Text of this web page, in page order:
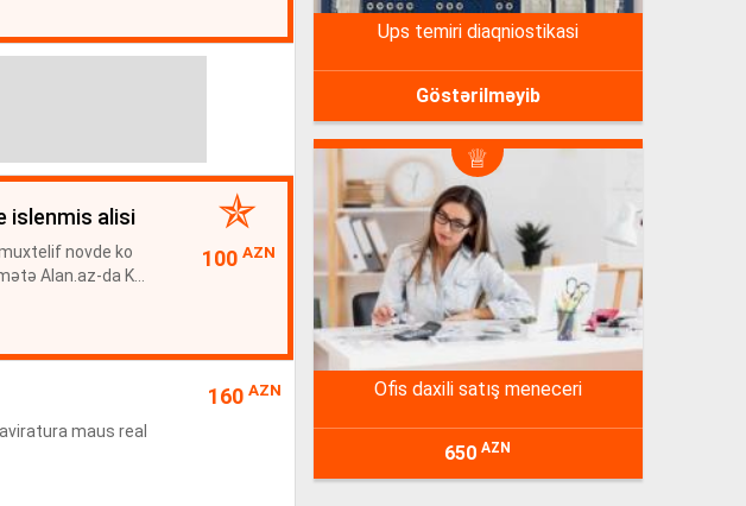
ups temiri diaqniostikasi
Göstərilməyib
ofis daxili satış meneceri
650AZN
islenmis alisi
novde ko
Alan.az-da Ko
alisi i...
100 AZN
maus real
160 AZN